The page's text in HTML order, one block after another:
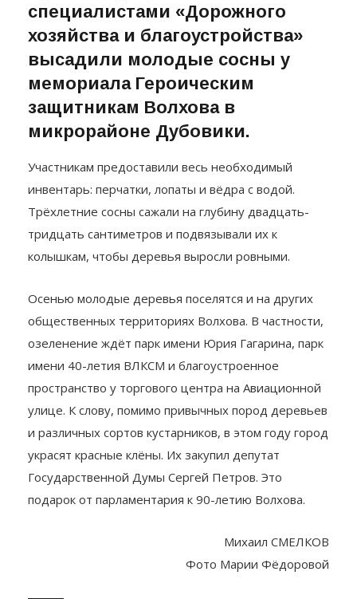
специалистами «Дорожного
хозяйства и благоустройства»
высадили молодые сосны у
мемориала Героическим
защитникам Волхова в
микрорайоне Дубовики.
Участникам предоставили весь необходимый
инвентарь: перчатки, лопаты и вёдра с водой.
Трёхлетние сосны сажали на глубину двадцать-
тридцать сантиметров и подвязывали их к
колышкам, чтобы деревья выросли ровными.
Осенью молодые деревья поселятся и на других
общественных территориях Волхова. В частности,
озеленение ждёт парк имени Юрия Гагарина, парк
имени 40-летия ВЛКСМ и благоустроенное
пространство у торгового центра на Авиационной
улице. К слову, помимо привычных пород деревьев
и различных сортов кустарников, в этом году город
украсят красные клёны. Их закупил депутат
Государственной Думы Сергей Петров. Это
подарок от парламентария к 90-летию Волхова.
Михаил СМЕЛКОВ
Фото Марии Фёдоровой